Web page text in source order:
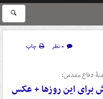
۰ نظر
چاپ
دفاع مقدس؛
برای این روزها +‌ عکس